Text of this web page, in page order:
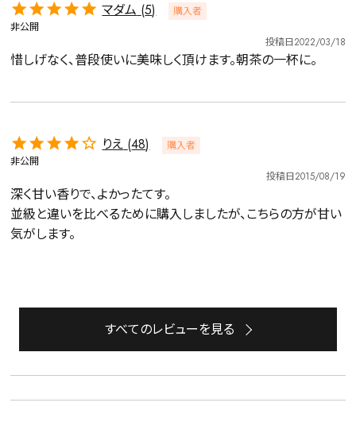
詳細検索
キーワードで探す
予算・価格で探す
マダム 5
購入者
非公開
投稿日2022/03/18
惜しげなく、普段使いに美味しく頂けます。朝茶の一杯に。
りえ 48
購入者
非公開
投稿日2015/08/19
深く甘い香りで、よかったてす。
並級と違いを比べるために購入しましたが、こちらの方が甘い
気がします。
すべてのレビューを見る